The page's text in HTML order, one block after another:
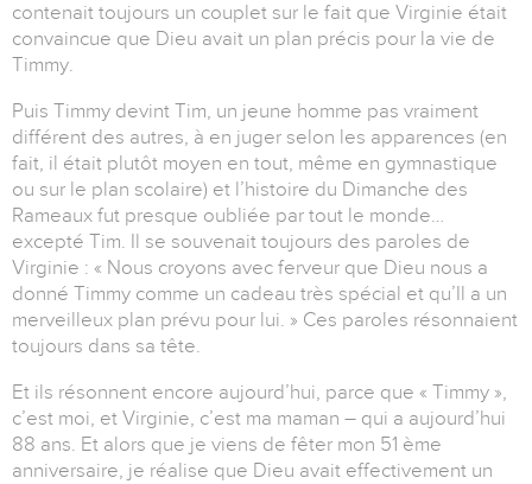
contenait toujours un couplet sur le fait que Virginie était
convaincue que Dieu avait un plan précis pour la vie de
Timmy.
Puis Timmy devint Tim, un jeune homme pas vraiment
différent des autres, à en juger selon les apparences (en
fait, il était plutôt moyen en tout, même en gymnastique
ou sur le plan scolaire) et l’histoire du Dimanche des
Rameaux fut presque oubliée par tout le monde…
excepté Tim. Il se souvenait toujours des paroles de
Virginie : « Nous croyons avec ferveur que Dieu nous a
donné Timmy comme un cadeau très spécial et qu’Il a un
merveilleux plan prévu pour lui. » Ces paroles résonnaient
toujours dans sa tête.
Et ils résonnent encore aujourd’hui, parce que « Timmy »,
c’est moi, et Virginie, c’est ma maman – qui a aujourd’hui
88 ans. Et alors que je viens de fêter mon 51 ème
anniversaire, je réalise que Dieu avait effectivement un